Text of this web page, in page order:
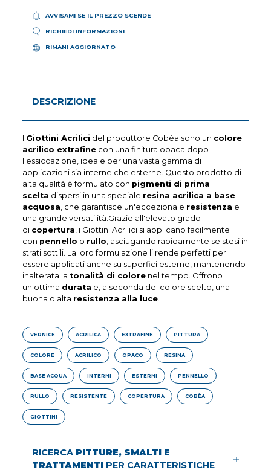
AVVISAMI SE IL PREZZO SCENDE
RICHIEDI INFORMAZIONI
RIMANI AGGIORNATO
DESCRIZIONE
I Giottini Acrilici del produttore Cobèa sono un colore
acrilico extrafine con una finitura opaca dopo
l'essiccazione, ideale per una vasta gamma di
applicazioni sia interne che esterne. Questo prodotto di
alta qualità è formulato con pigmenti di prima
scelta dispersi in una speciale resina acrilica a base
acquosa , che garantisce un'eccezionale resistenza e
una grande versatilità.Grazie all'elevato grado
di copertura , i Giottini Acrilici si applicano facilmente
con pennello o rullo , asciugando rapidamente se stesi in
strati sottili. La loro formulazione li rende perfetti per
essere applicati anche su superfici esterne, mantenendo
inalterata la tonalità di colore nel tempo. Offrono
un'ottima durata e, a seconda del colore scelto, una
buona o alta resistenza alla luce
VERNICE ACRILICA EXTRAFINE PITTURA
COLORE ACRILICO OPACO RESINA
BASE ACQUA INTERNI ESTERNI PENNELLO
RULLO RESISTENTE COPERTURA COBÈA
GIOTTINI
RICERCA PITTURE, SMALTI E
TRATTAMENTI PER CARATTERISTICHE